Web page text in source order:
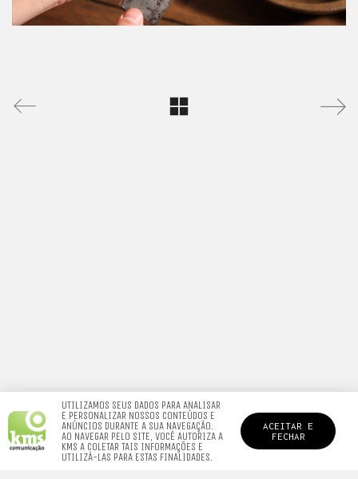
QUEM SOMOS.
UTILIZAMOS SEUS DADOS PARA ANALISAR
E PERSONALIZAR NOSSOS CONTEÚDOS E
ANÚNCIOS DURANTE A SUA NAVEGAÇÃO.
AO NAVEGAR PELO SITE, VOCÊ AUTORIZA A
KMS A COLETAR TAIS INFORMAÇÕES E
UTILIZÁ-LAS PARA ESTAS FINALIDADES.
ACEITAR E
FECHAR